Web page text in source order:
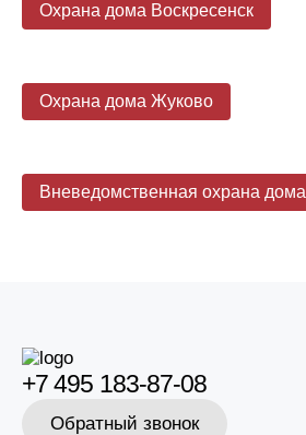
Охрана дома Воскресенск
Охрана дома Жуково
Вневедомственная охрана дома
+7 495 183-87-08
Обратный звонок